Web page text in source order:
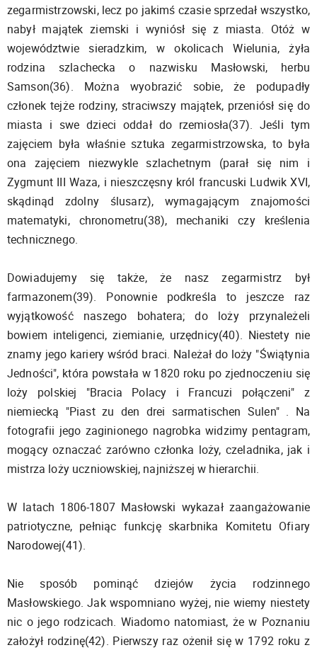
zegarmistrzowski, lecz po jakimś czasie sprzedał wszystko,
nabył majątek ziemski i wyniósł się z miasta. Otóż w
województwie sieradzkim, w okolicach Wielunia, żyła
rodzina szlachecka o nazwisku Masłowski, herbu
Samson(36). Można wyobrazić sobie, że podupadły
członek tejże rodziny, straciwszy majątek, przeniósł się do
miasta i swe dzieci oddał do rzemiosła(37). Jeśli tym
zajęciem była właśnie sztuka zegarmistrzowska, to była
ona zajęciem niezwykle szlachetnym (parał się nim i
Zygmunt III Waza, i nieszczęsny król francuski Ludwik XVI,
skądinąd zdolny ślusarz), wymagającym znajomości
matematyki, chronometru(38), mechaniki czy kreślenia
technicznego.
Dowiadujemy się także, że nasz zegarmistrz był
farmazonem(39). Ponownie podkreśla to jeszcze raz
wyjątkowość naszego bohatera; do loży przynależeli
bowiem inteligenci, ziemianie, urzędnicy(40). Niestety nie
znamy jego kariery wśród braci. Należał do loży "Świątynia
Jedności", która powstała w 1820 roku po zjednoczeniu się
loży polskiej "Bracia Polacy i Francuzi połączeni" z
niemiecką "Piast zu den drei sarmatischen Sulen" . Na
fotografii jego zaginionego nagrobka widzimy pentagram,
mogący oznaczać zarówno członka loży, czeladnika, jak i
mistrza loży uczniowskiej, najniższej w hierarchii.
W latach 1806-1807 Masłowski wykazał zaangażowanie
patriotyczne, pełniąc funkcję skarbnika Komitetu Ofiary
Narodowej(41).
Nie sposób pominąć dziejów życia rodzinnego
Masłowskiego. Jak wspomniano wyżej, nie wiemy niestety
nic o jego rodzicach. Wiadomo natomiast, że w Poznaniu
założył rodzinę(42). Pierwszy raz ożenił się w 1792 roku z